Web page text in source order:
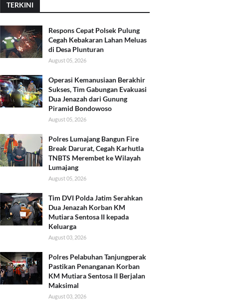
TERKINI
Respons Cepat Polsek Pulung
Cegah Kebakaran Lahan Meluas
di Desa Plunturan
August 05, 2026
Operasi Kemanusiaan Berakhir
Sukses, Tim Gabungan Evakuasi
Dua Jenazah dari Gunung
Piramid Bondowoso
August 05, 2026
Polres Lumajang Bangun Fire
Break Darurat, Cegah Karhutla
TNBTS Merembet ke Wilayah
Lumajang
August 05, 2026
Tim DVI Polda Jatim Serahkan
Dua Jenazah Korban KM
Mutiara Sentosa II kepada
Keluarga
August 03, 2026
Polres Pelabuhan Tanjungperak
Pastikan Penanganan Korban
KM Mutiara Sentosa II Berjalan
Maksimal
August 03, 2026